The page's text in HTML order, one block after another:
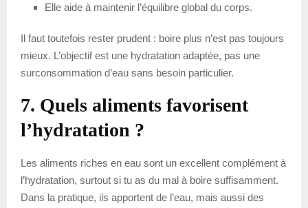
Elle aide à maintenir l’équilibre global du corps.
Il faut toutefois rester prudent : boire plus n’est pas toujours
mieux. L’objectif est une hydratation adaptée, pas une
surconsommation d’eau sans besoin particulier.
7. Quels aliments favorisent
l’hydratation ?
Les aliments riches en eau sont un excellent complément à
l’hydratation, surtout si tu as du mal à boire suffisamment.
Dans la pratique, ils apportent de l’eau, mais aussi des